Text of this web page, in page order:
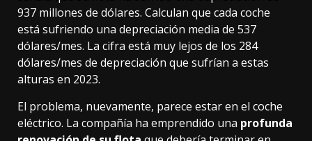
937 millones de dólares. Calculan que cada coche
está sufriendo una depreciación media de 537
dólares/mes. La cifra está muy lejos de los 284
dólares/mes de depreciación que sufrían a estas
alturas en 2023.
El problema, nuevamente, parece estar en el coche
eléctrico. La compañía ha emprendido una profunda